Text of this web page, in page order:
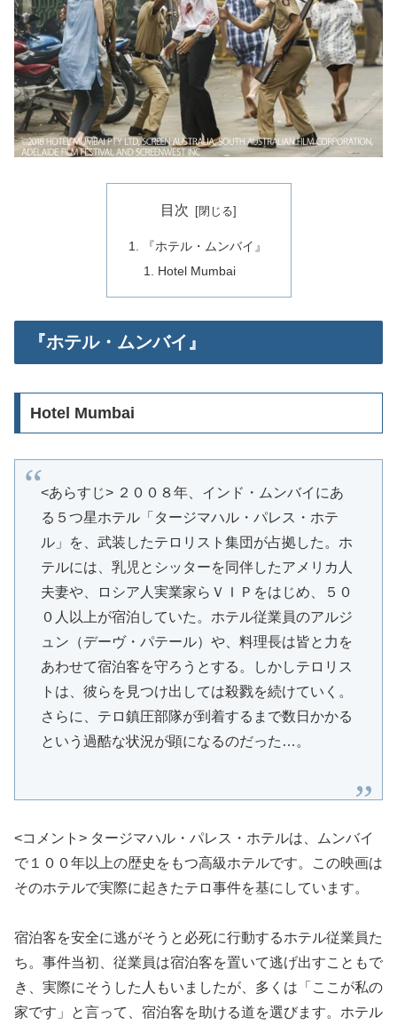
目次
『ホテル・ムンバイ』
Hotel Mumbai
『ホテル・ムンバイ』
Hotel Mumbai
<あらすじ> ２００８年、インド・ムンバイにあ
る５つ星ホテル「タージマハル・パレス・ホテ
ル」を、武装したテロリスト集団が占拠した。ホ
テルには、乳児とシッターを同伴したアメリカ人
夫妻や、ロシア人実業家らＶＩＰをはじめ、５０
０人以上が宿泊していた。ホテル従業員のアルジ
ュン（デーヴ・パテール）や、料理長は皆と力を
あわせて宿泊客を守ろうとする。しかしテロリス
トは、彼らを見つけ出しては殺戮を続けていく。
さらに、テロ鎮圧部隊が到着するまで数日かかる
という過酷な状況が顕になるのだった…。
<コメント> タージマハル・パレス・ホテルは、ムンバイ
で１００年以上の歴史をもつ高級ホテルです。この映画は
そのホテルで実際に起きたテロ事件を基にしています。
宿泊客を安全に逃がそうと必死に行動するホテル従業員た
ち。事件当初、従業員は宿泊客を置いて逃げ出すこともで
き、実際にそうした人もいましたが、多くは「ここが私の
家です」と言って、宿泊客を助ける道を選びます。ホテル